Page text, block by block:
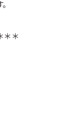
＊＊